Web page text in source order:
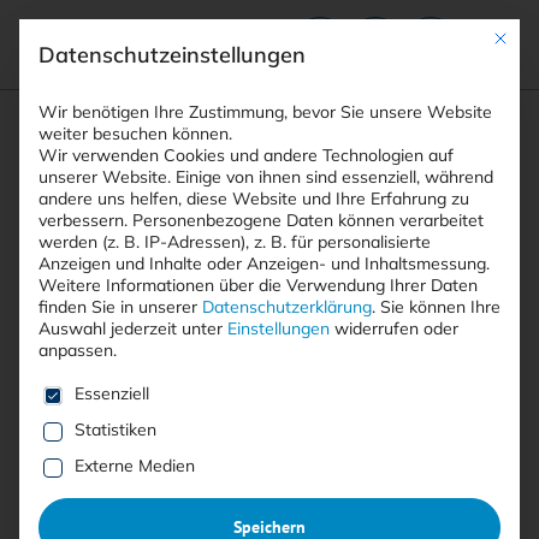
Suchfeld
Suchen
Breadcrumb-Navigation
STARTSEITE ARTIKEL
Alle Beiträge
Alle
Mit
Datenschutzeinstellungen
Wir benötigen Ihre Zustimmung, bevor Sie unsere Website
weiter besuchen können.
Wir verwenden Cookies und andere Technologien auf
unserer Website. Einige von ihnen sind essenziell, während
andere uns helfen, diese Website und Ihre Erfahrung zu
verbessern. Personenbezogene Daten können verarbeitet
werden (z. B. IP-Adressen), z. B. für personalisierte
Anzeigen und Inhalte oder Anzeigen- und Inhaltsmessung.
Weitere Informationen über die Verwendung Ihrer Daten
finden Sie in unserer Datenschutzerklärung. Sie können Ihre
Auswahl jederzeit unter Einstellungen widerrufen oder
anpassen.
Es folgt eine Liste der Service-Gruppen, für die eine
Essenziell
Statistiken
Externe Medien
Speichern